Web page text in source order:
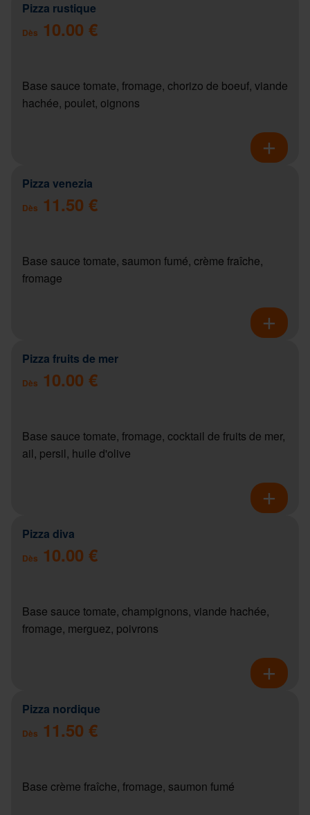
Pizza rustique
Dès 10.00 €
Base sauce tomate, fromage, chorizo de boeuf, viande
hachée, poulet, oignons
Pizza venezia
Dès 11.50 €
Base sauce tomate, saumon fumé, crème fraîche,
fromage
Pizza fruits de mer
Dès 10.00 €
Base sauce tomate, fromage, cocktail de fruits de mer,
ail, persil, huile d'olive
Pizza diva
Dès 10.00 €
Base sauce tomate, champignons, viande hachée,
fromage, merguez, poivrons
Pizza nordique
Dès 11.50 €
Base crème fraîche, fromage, saumon fumé